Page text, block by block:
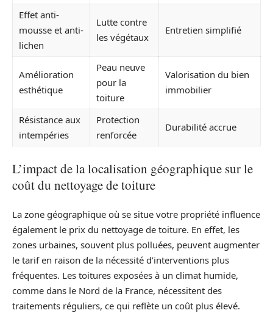
Effet anti-
mousse et anti-
lichen
Lutte contre
les végétaux
Entretien simplifié
Amélioration
esthétique
Peau neuve
pour la
toiture
Valorisation du bien
immobilier
Résistance aux
intempéries
Protection
renforcée
Durabilité accrue
L’impact de la localisation géographique sur le
coût du nettoyage de toiture
La zone géographique où se situe votre propriété influence
également le prix du nettoyage de toiture. En effet, les
zones urbaines, souvent plus polluées, peuvent augmenter
le tarif en raison de la nécessité d’interventions plus
fréquentes. Les toitures exposées à un climat humide,
comme dans le Nord de la France, nécessitent des
traitements réguliers, ce qui reflète un coût plus élevé.